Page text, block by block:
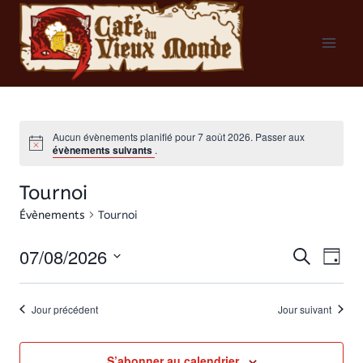
Aller
contenu
Aucun évènements planifié pour 7 août 2026. Passer aux
évènements suivants .
Tournoi
Évènements Tournoi
et
Recherche
Jour
07/08/2026
Sélectionnez
uneJour précédent Jour suivant